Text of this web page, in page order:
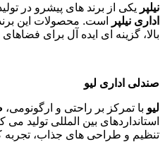
نیلپر یکی از برند های پیشرو در
اداری نیلپر
است. محصولات این
بالا، گزینه ای ایده آل برای
صندلی اداری لیو
لیو با تمرکز بر راحتی و ارگونومی،
استانداردهای بین المللی تولید می
تنظیم و طراحی های جذاب، تجربه